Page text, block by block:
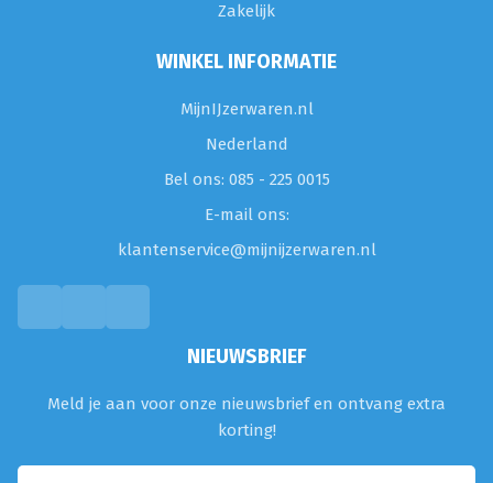
Zakelijk
WINKEL INFORMATIE
MijnIJzerwaren.nl
Nederland
Bel ons: 085 - 225 0015
E-mail ons:
klantenservice@mijnijzerwaren.nl
NIEUWSBRIEF
Meld je aan voor onze nieuwsbrief en ontvang extra
korting!